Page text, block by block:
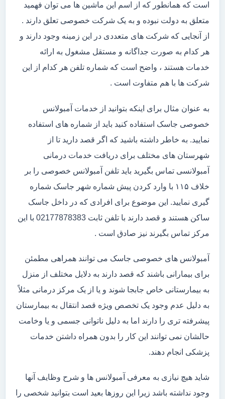
است که همانطور که از اسم این ماشین ها می توان فهمید
متعلق به دولت نبوده و به یک شرکت خصوصی تعلق دارند .
از آنجایی که شرکت های متعددی در این زمینه وجود دارند و
هر کدام به صورت جداگانه و مستقل مشغول به ارائه
خدمات هستند ، واضح است که شماره تلفن هر کدام از این
شرکت ها با هم متفاوت است .
به عنوان مثال برای اینکه بتوانید از خدمات آمبولانس
خصوصی جاسک استفاده کنید باید از شماره های استفاده
نمایید. به خاطر داشته باشید که اگر قصد دارید تا از
شهرستان های مختلف برای دریافت خدمات درمانی
آمبولانسی تماس بگیرید باید تلفن آمبولانس خصوصی را بر
خلاف ۱۱۵ با وارد کردن پیش شماره شهر جاسک شماره
گیری نمایید. این موضوع برای افرادی که در داخل جاسک
ساکن هستند و قصد دارند با تلفن ثابت 02177878383 با این
مرکز تماس بگیرند نیز صادق است .
آمبولانس های خصوصی جاسک می توانند همراهی مطمئن
برای بیمارانی باشند که قصد دارند به دلایل مختلف از منزل
به بیمارستانی خاص جابجا شوند و یا از یک مرکز درمانی مثلاً
به دلیل عدم وجود یک تخصص ویژه قصد انتقال به بیمارستان
پیشرفته تری را دارند اما به دلیل ناتوانی جسمی و یا وخامت
حالشان نمی توانند این کار را بدون همراه داشتن خدمات
پزشکی انجام دهند.
شاید هیچ نیازی به معرفی آمبولانس ها و شرح وظایف آنها
وجود نداشته باشد زیرا این روزها بعید است بتوانید شخصی را